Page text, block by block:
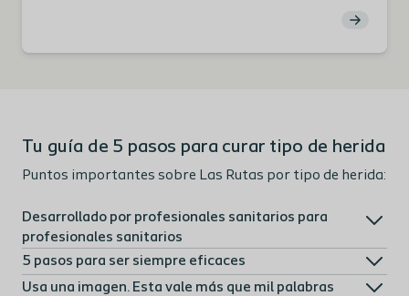
Tu guía de 5 pasos para curar tipo de herida
Puntos importantes sobre Las Rutas por tipo de herida:
Desarrollado por profesionales sanitarios para
profesionales sanitarios
5 pasos para ser siempre eficaces
Usa una imagen. Esta vale más que mil palabras